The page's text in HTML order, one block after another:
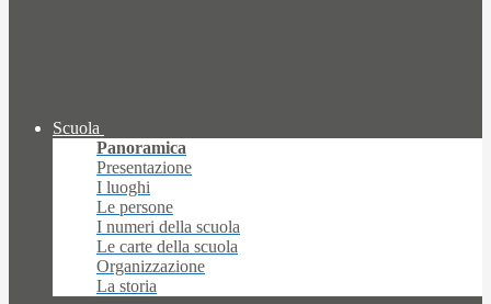
Scuola
Panoramica
Presentazione
I luoghi
Le persone
I numeri della scuola
Le carte della scuola
Organizzazione
La storia